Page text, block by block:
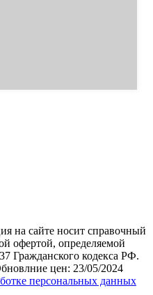
на сайте носит справочный
офертой, определяемой
Гражданского кодекса РФ.
цен: 23/05/2024
персональных данных